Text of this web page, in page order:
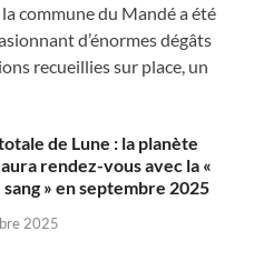
commune du Mandé a été
d’énormes dégâts
recueillies sur place, un
de Lune : la planète
rendez-vous avec la «
sang » en septembre 2025
2025